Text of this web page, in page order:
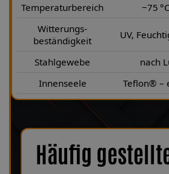
Temperaturbereich
−75
Witterungs-
beständigkeit
UV,
Stahlgewebe
nach
Innenseele
Teflon® –
Häufig